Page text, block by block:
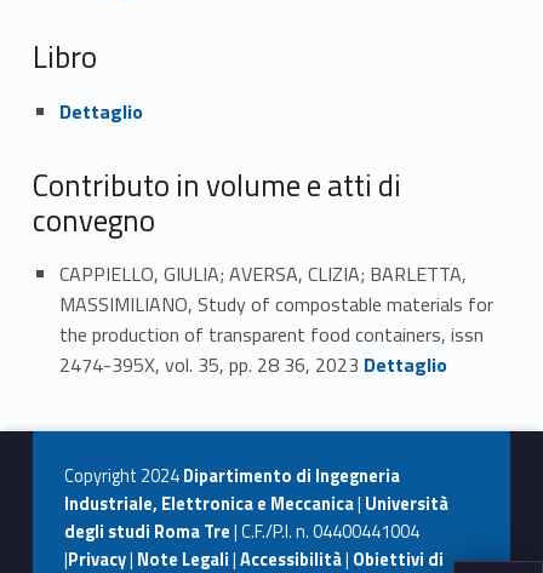
Libro
Link identifier #identifier_person_32673-39
Dettaglio
Contributo in volume e atti di
convegno
CAPPIELLO, GIULIA; AVERSA, CLIZIA; BARLETTA,
MASSIMILIANO, Study of compostable materials for
the production of transparent food containers, issn
2474-395X, vol. 35, pp. 28 36, 2023 Link identifier #identifier_person_12912-40
Dettaglio
Copyright 2024Dipartimento di Ingegneria
Industriale, Elettronica e Meccanica| Università
degli studi Roma Tre| C.F./P.I. n. 04400441004
|Privacy| Note Legali|Accessibilità| Obiettivi di